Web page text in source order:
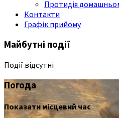
Протидія
Контакти
Графік прийому
Майбутні події
Події відсутні
Погода
Показати місцевий час